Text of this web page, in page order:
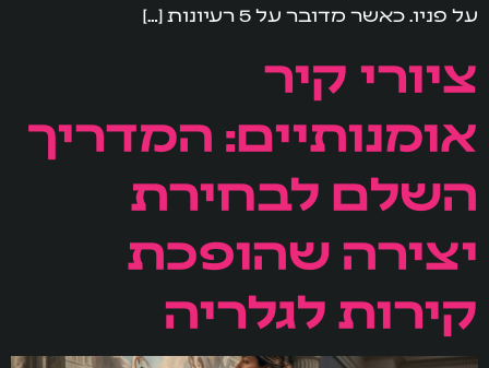
על פניו. כאשר מדובר על 5 רעיונות […]
ציורי קיר
אומנותיים: המדריך
השלם לבחירת
יצירה שהופכת
קירות לגלריה